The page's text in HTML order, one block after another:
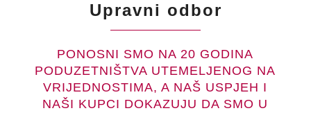
Upravni odbor
PONOSNI SMO NA 20 GODINA
PODUZETNIŠTVA UTEMELJENOG NA
VRIJEDNOSTIMA, A NAŠ USPJEH I
NAŠI KUPCI DOKAZUJU DA SMO U